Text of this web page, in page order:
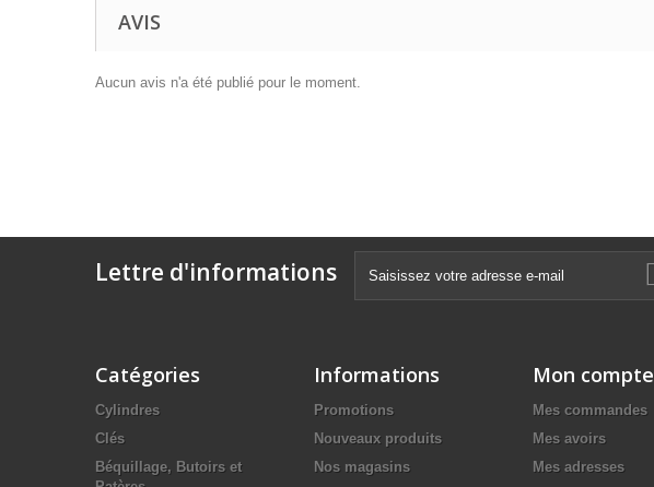
AVIS
Aucun avis n'a été publié pour le moment.
Lettre d'informations
Catégories
Cylindres
Clés
Béquillage, Butoirs et
Informations
Promotions
Nouveaux produits
Nos magasins
Mon compte
Mes commandes
Mes avoirs
Mes adresses